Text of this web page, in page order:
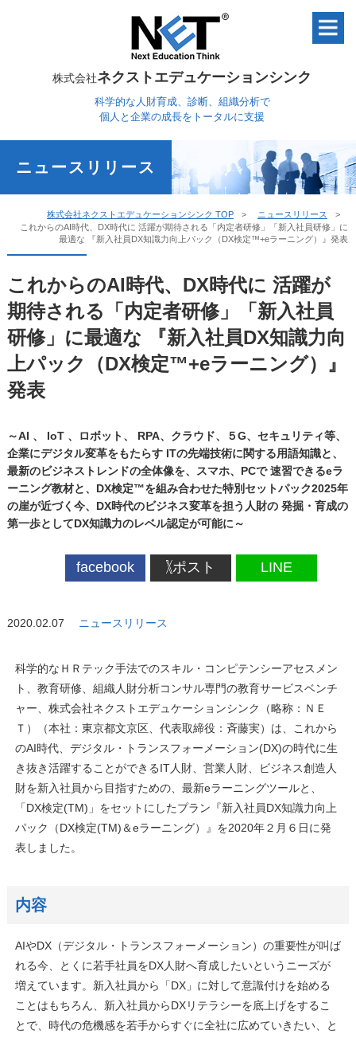
株式会社ネクストエデュケーションシンク
科学的な人財育成、診断、組織分析で
個人と企業の成長をトータルに支援
ニュースリリース
株式会社ネクストエデュケーションシンク TOP
ニュースリリース
これからのAI時代、DX時代に 活躍が期待される「内定者研修」「新入社員研修」に
最適な 『新入社員DX知識力向上パック（DX検定™+eラーニング）』発表
これからのAI時代、DX時代に 活躍が
期待される「内定者研修」「新入社員
研修」に最適な 『新入社員DX知識力向
上パック（DX検定™+eラーニング）』
発表
～AI 、 IoT 、ロボット、 RPA、クラウド、５G、セキュリティ等、
企業にデジタル変革をもたらす ITの先端技術に関する用語知識と、
最新のビジネストレンドの全体像を、スマホ、PCで 速習できるeラ
ーニング教材と、DX検定™を組み合わせた特別セットパック2025年
の崖が近づく今、DX時代のビジネス変革を担う人財の 発掘・育成の
第一歩としてDX知識力のレベル認定が可能に～
facebook ポスト LINE
2020.02.07 ニュースリリース
科学的なＨＲテック手法でのスキル・コンピテンシーアセスメン
ト、教育研修、組織人財分析コンサル専門の教育サービスベンチ
ャー、株式会社ネクストエデュケーションシンク（略称：ＮＥ
Ｔ）（本社：東京都文京区、代表取締役：斉藤実）は、これから
のAI時代、デジタル・トランスフォーメーション(DX)の時代に生
き抜き活躍することができるIT人財、営業人財、ビジネス創造人
財を新入社員から目指すための、最新eラーニングツールと、
「DX検定(TM)」をセットにしたプラン『新入社員DX知識力向上
パック（DX検定(TM)＆eラーニング）』を2020年２月６日に発
表しました。
内容
AIやDX（デジタル・トランスフォーメーション）の重要性が叫ば
れる今、とくに若手社員をDX人財へ育成したいというニーズが
増えています。新入社員から「DX」に対して意識付けを始める
ことはもちろん、新入社員からDXリテラシーを底上げをするこ
とで、時代の危機感を若手からすぐに全社に広めていきたい、と